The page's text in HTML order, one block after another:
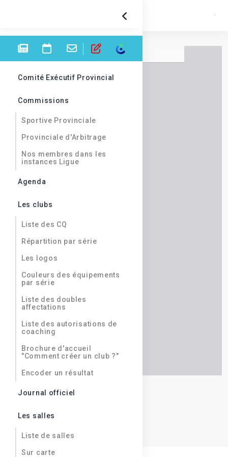
Comité Exécutif Provincial
Commissions
Sportive Provinciale
Provinciale d'Arbitrage
Nos membres dans les
instances Ligue
Agenda
Les clubs
Liste des CQ
Répartition par série
Les logos
Couleurs des équipements
par série
Liste des doubles
affectations
Liste des autorisations de
coaching
Brochure d'accueil
"Comment créer un club ?"
Encoder un résultat
Journal officiel
Les salles
Liste de salles
Sur carte